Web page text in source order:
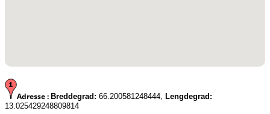
Adresse : Breddegrad: 66.200581248444, Lengdegrad:
13.025429248809814